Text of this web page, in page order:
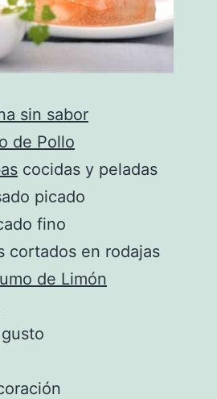
sin sabor
de Pollo
cocidas y peladas
picado
fino
cortados en rodajas
de Limón